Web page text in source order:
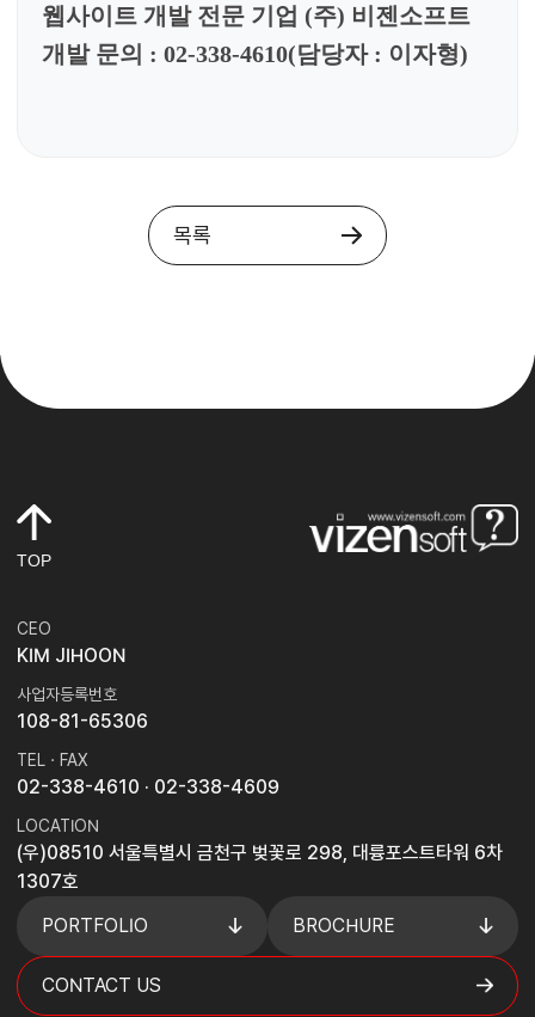
웹사이트 개발 전문 기업 (주) 비젠소프트
개발 문의 : 02-338-4610(담당자: 이자형)
목록
TOP
CEO
KIM JIHOON
사업자등록번호
108-81-65306
TEL · FAX
02-338-4610 · 02-338-4609
LOCATION
(우)08510 서울특별시 금천구 벚꽃로 298, 대륭포스트타워 6차
1307호
PORTFOLIO
BROCHURE
CONTACT US